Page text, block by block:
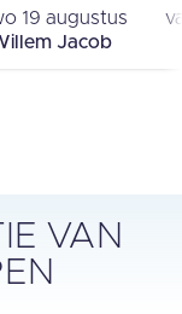
19 augustus
Jacob
VAN